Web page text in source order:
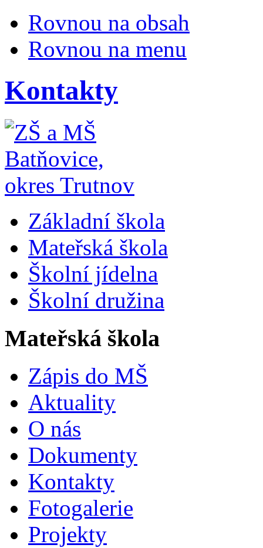
Rovnou na obsah
Rovnou na menu
Kontakty
Základní škola
Mateřská škola
Školní jídelna
Školní družina
Mateřská škola
Zápis do MŠ
Aktuality
O nás
Dokumenty
Kontakty
Fotogalerie
Projekty